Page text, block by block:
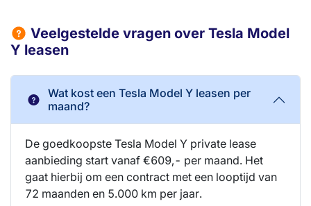
Veelgestelde vragen over Tesla Model
Y leasen
Wat kost een Tesla Model Y leasen per
maand?
De goedkoopste Tesla Model Y private lease
aanbieding start vanaf €609,- per maand. Het
gaat hierbij om een contract met een looptijd van
72 maanden en 5.000 km per jaar.